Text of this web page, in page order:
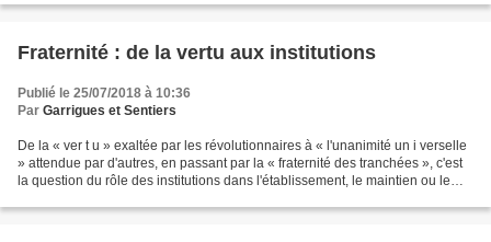
Fraternité : de la vertu aux institutions
Publié le 25/07/2018 à 10:36
Par Garrigues et Sentiers
De la « ver t u » exaltée par les révolutionnaires à « l'unanimité un i verselle
» attendue par d'autres, en passant par la « fraternité des tranchées », c'est
la question du rôle des institutions dans l'établissement, le maintien ou le